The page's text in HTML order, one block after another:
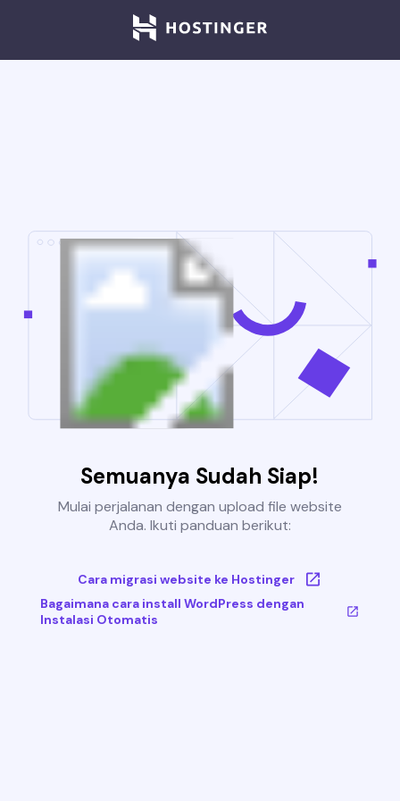
Semuanya Sudah Siap!
Mulai perjalanan dengan upload file website
Anda. Ikuti panduan berikut:
Cara migrasi website ke Hostinger
Bagaimana cara install WordPress dengan
Instalasi Otomatis